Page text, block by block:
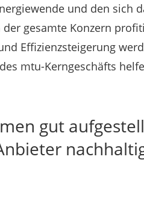
und den sich
gesamte Konzern
Effizienzsteigerung
mtu-Kerngeschäfts
gut